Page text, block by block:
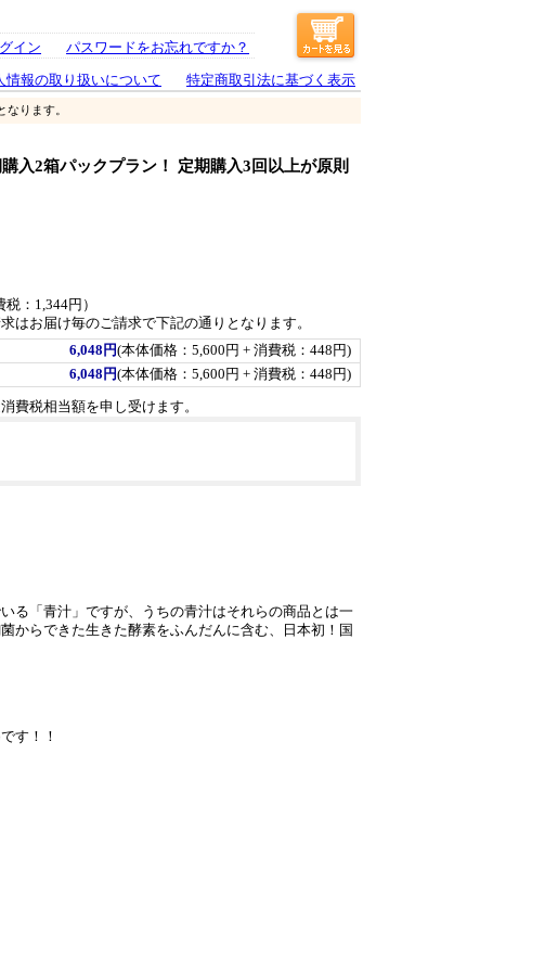
イン パスワードをお忘れですか？
情報の取り扱いについて 特定商取引法に基づく表示
ります。
入2箱パックプラン！ 定期購入3回以上が原則
：1,344円）
はお届け毎のご請求で下記の通りとなります。
6,048円(本体価格：5,600円 + 消費税：448円)
6,048円(本体価格：5,600円 + 消費税：448円)
費税相当額を申し受けます。
る「青汁」ですが、うちの青汁はそれらの商品とは一
からできた生きた酵素をふんだんに含む、日本初！国
す！！